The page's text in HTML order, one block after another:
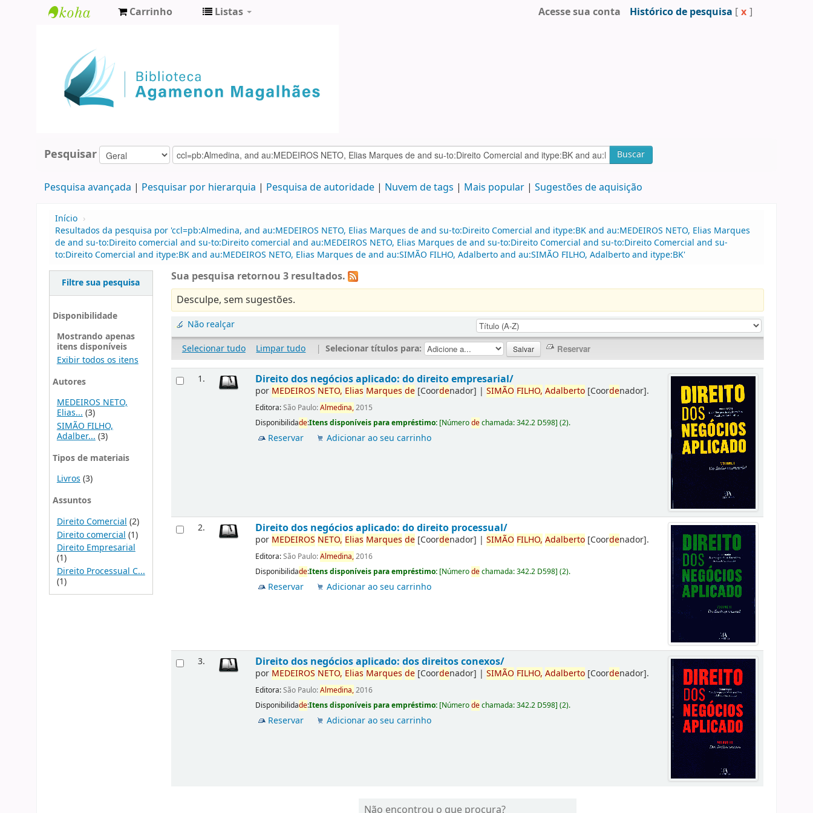
Agamenon
Magalhães
Carrinho Listas Acesse sua conta Histórico de pesquisa [ x ]
Pesquisar Buscar
Pesquisa avançada Pesquisar por hierarquia Pesquisa de autoridade Nuvem de tags Mais popular Sugestões de aquisição
Início ›
Resultados da pesquisa por 'ccl=pb:Almedina, and au:MEDEIROS NETO, Elias Marques de and su-to:Direito Comercial and itype:BK and au:MEDEIROS NETO, Elias Marques
de and su-to:Direito comercial and su-to:Direito comercial and au:MEDEIROS NETO, Elias Marques de and su-to:Direito Comercial and su-to:Direito Comercial and su-
to:Direito Comercial and itype:BK and au:MEDEIROS NETO, Elias Marques de and au:SIMÃO FILHO, Adalberto and au:SIMÃO FILHO, Adalberto and itype:BK'
Filtre sua pesquisa
Disponibilidade
Mostrando apenas
itens disponíveis
Exibir todos os itens
Autores
MEDEIROS NETO,
Elias...(3)
SIMÃO FILHO,
Adalber... (3)
Tipos de materiais
Livros(3)
Assuntos
Direito Comercial (2)
Direito comercial (1)
Direito Empresarial
(1)
Direito Processual C...
(1)
Sua pesquisa retornou 3 resultados.
Desculpe, sem sugestões.
Não realçar
Selecionar tudo
Limpar tudo | Selecionar títulos para:
1. Direito dos negócios aplicado: do direito empresarial/
por MEDEIROS NETO, Elias Marques de [Coordenador] |SIMÃO FILHO, Adalberto [Coordenador].
Editora:São Paulo:Almedina,2015
Disponibilidade:Itens disponíveis para empréstimo: [Númerodechamada:342.2 D598](2).
Reservar Adicionar ao seu carrinho
2. Direito dos negócios aplicado: do direito processual/
por MEDEIROS NETO, Elias Marques de [Coordenador] |SIMÃO FILHO, Adalberto [Coordenador].
Editora:São Paulo:Almedina,2016
Disponibilidade:Itens disponíveis para empréstimo: [Númerodechamada:342.2 D598](2).
Reservar Adicionar ao seu carrinho
3. Direito dos negócios aplicado: dos direitos conexos/
por MEDEIROS NETO, Elias Marques de [Coordenador] |SIMÃO FILHO, Adalberto [Coordenador].
Editora:São Paulo:Almedina,2016
Disponibilidade:Itens disponíveis para empréstimo: [Númerodechamada:342.2 D598](2).
Reservar Adicionar ao seu carrinho